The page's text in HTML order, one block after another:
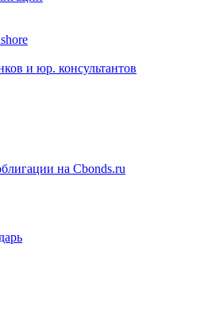
рынка
(Россия)
и юр. консультантов
на Cbonds.ru